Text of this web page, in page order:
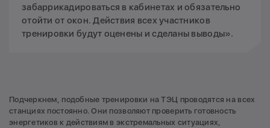
забаррикадироваться в кабинетах и обязательно
отойти от окон. Действия всех участников
тренировки будут оценены и сделаны выводы».
Подчеркнем, подобные тренировки на ТЭЦ проводятся на всех
станциях постоянно. Они позволяют проверить готовность
энергетиков к действиям в экстремальных ситуациях,